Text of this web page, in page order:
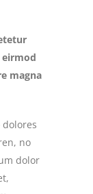
magna
no
dolor